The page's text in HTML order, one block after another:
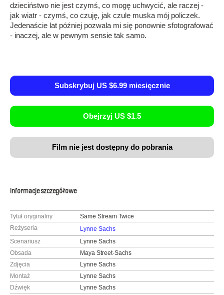
dzieciństwo nie jest czymś, co mogę uchwycić, ale raczej -
jak wiatr - czymś, co czuję, jak czule muska mój policzek.
Jedenaście lat później pozwala mi się ponownie sfotografować
- inaczej, ale w pewnym sensie tak samo.
Subskrybuj US $6.99 miesięcznie
Obejrzyj US $1.5
Film nie jest dostępny do pobrania
Informacje szczegółowe
Tytuł oryginalny
Same Stream Twice
Reżyseria
Lynne Sachs
Scenariusz
Lynne Sachs
Obsada
Maya Street-Sachs
Zdjęcia
Lynne Sachs
Montaż
Lynne Sachs
Dźwięk
Lynne Sachs